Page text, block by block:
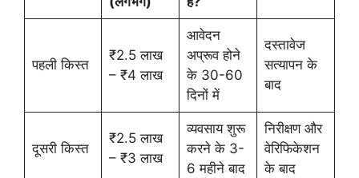
पहली किस्त
₹2.5 लाख
– ₹4 लाख
आवेदन
अप्रूव होने
के 30-60
दिनों में
दस्तावेज
सत्यापन के
बाद
दूसरी किस्त
₹2.5 लाख
– ₹3 लाख
व्यवसाय शुरू
करने के 3-
6 महीने बाद
निरीक्षण और
वेरिफिकेशन
के बाद